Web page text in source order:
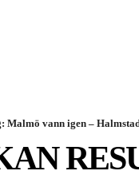
Malmö vann igen –